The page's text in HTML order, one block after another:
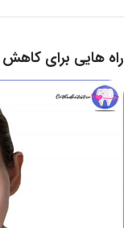
راه هایی برای